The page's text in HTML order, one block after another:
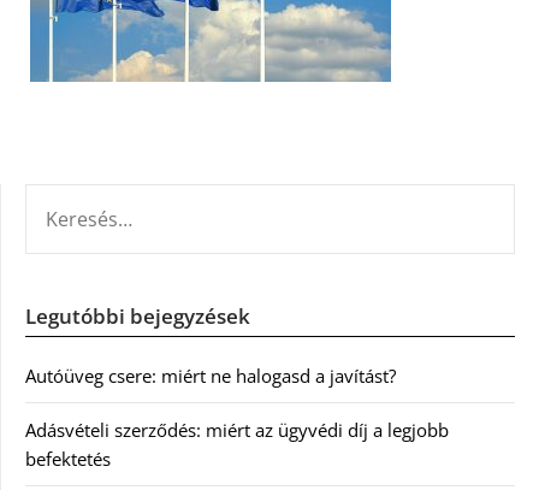
Legutóbbi bejegyzések
Autóüveg csere: miért ne halogasd a javítást?
Adásvételi szerződés: miért az ügyvédi díj a legjobb
befektetés